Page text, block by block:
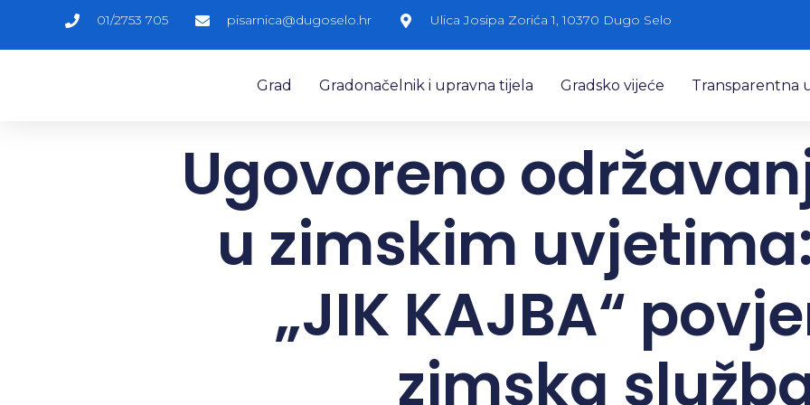
01/2753 705 pisarnica@dugoselo.hr Ulica Josipa Zorića 1, 10370 Dugo Selo
Grad Gradonačelnik i upravna tijela Gradsko vijeće Transparentna
Ugovoreno
u zimskim
„JIK KAJBA“
zimska